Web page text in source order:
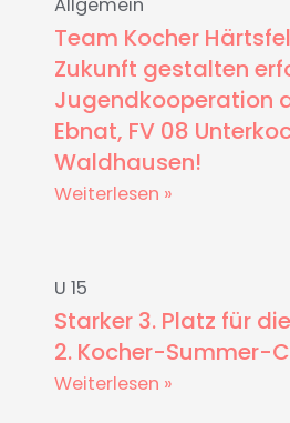
Team Kocher
Zukunft gestalten
Jugendkooperation
Ebnat, FV 08
Waldhausen!
Weiterlesen »
U 15
Starker 3. Platz für
2. Kocher-Summer-
Weiterlesen »